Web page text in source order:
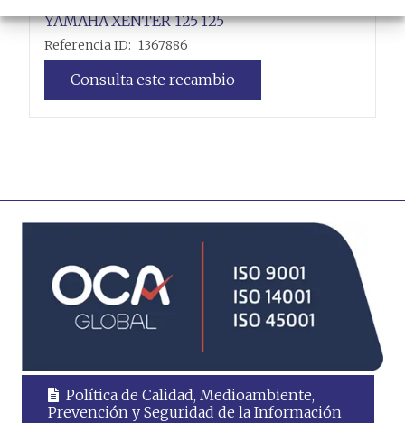
YAMAHAXENTER 125125
Referencia ID: 1367886
Consulta este recambio
Política de Calidad, Medioambiente,
Prevención y Seguridad de la Información